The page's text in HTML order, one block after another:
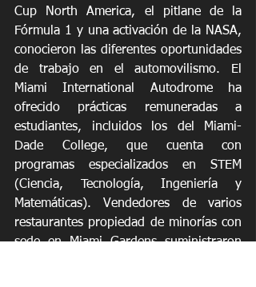
Cup North America, el pitlane de la
Fórmula 1 y una activación de la NASA,
conocieron las diferentes oportunidades
de trabajo en el automovilismo. El
Miami International Autodrome ha
ofrecido prácticas remuneradas a
estudiantes, incluidos los del Miami-
Dade College, que cuenta con
programas especializados en STEM
(Ciencia, Tecnología, Ingeniería y
Matemáticas). Vendedores de varios
restaurantes propiedad de minorías con
sede en Miami Gardens suministraron